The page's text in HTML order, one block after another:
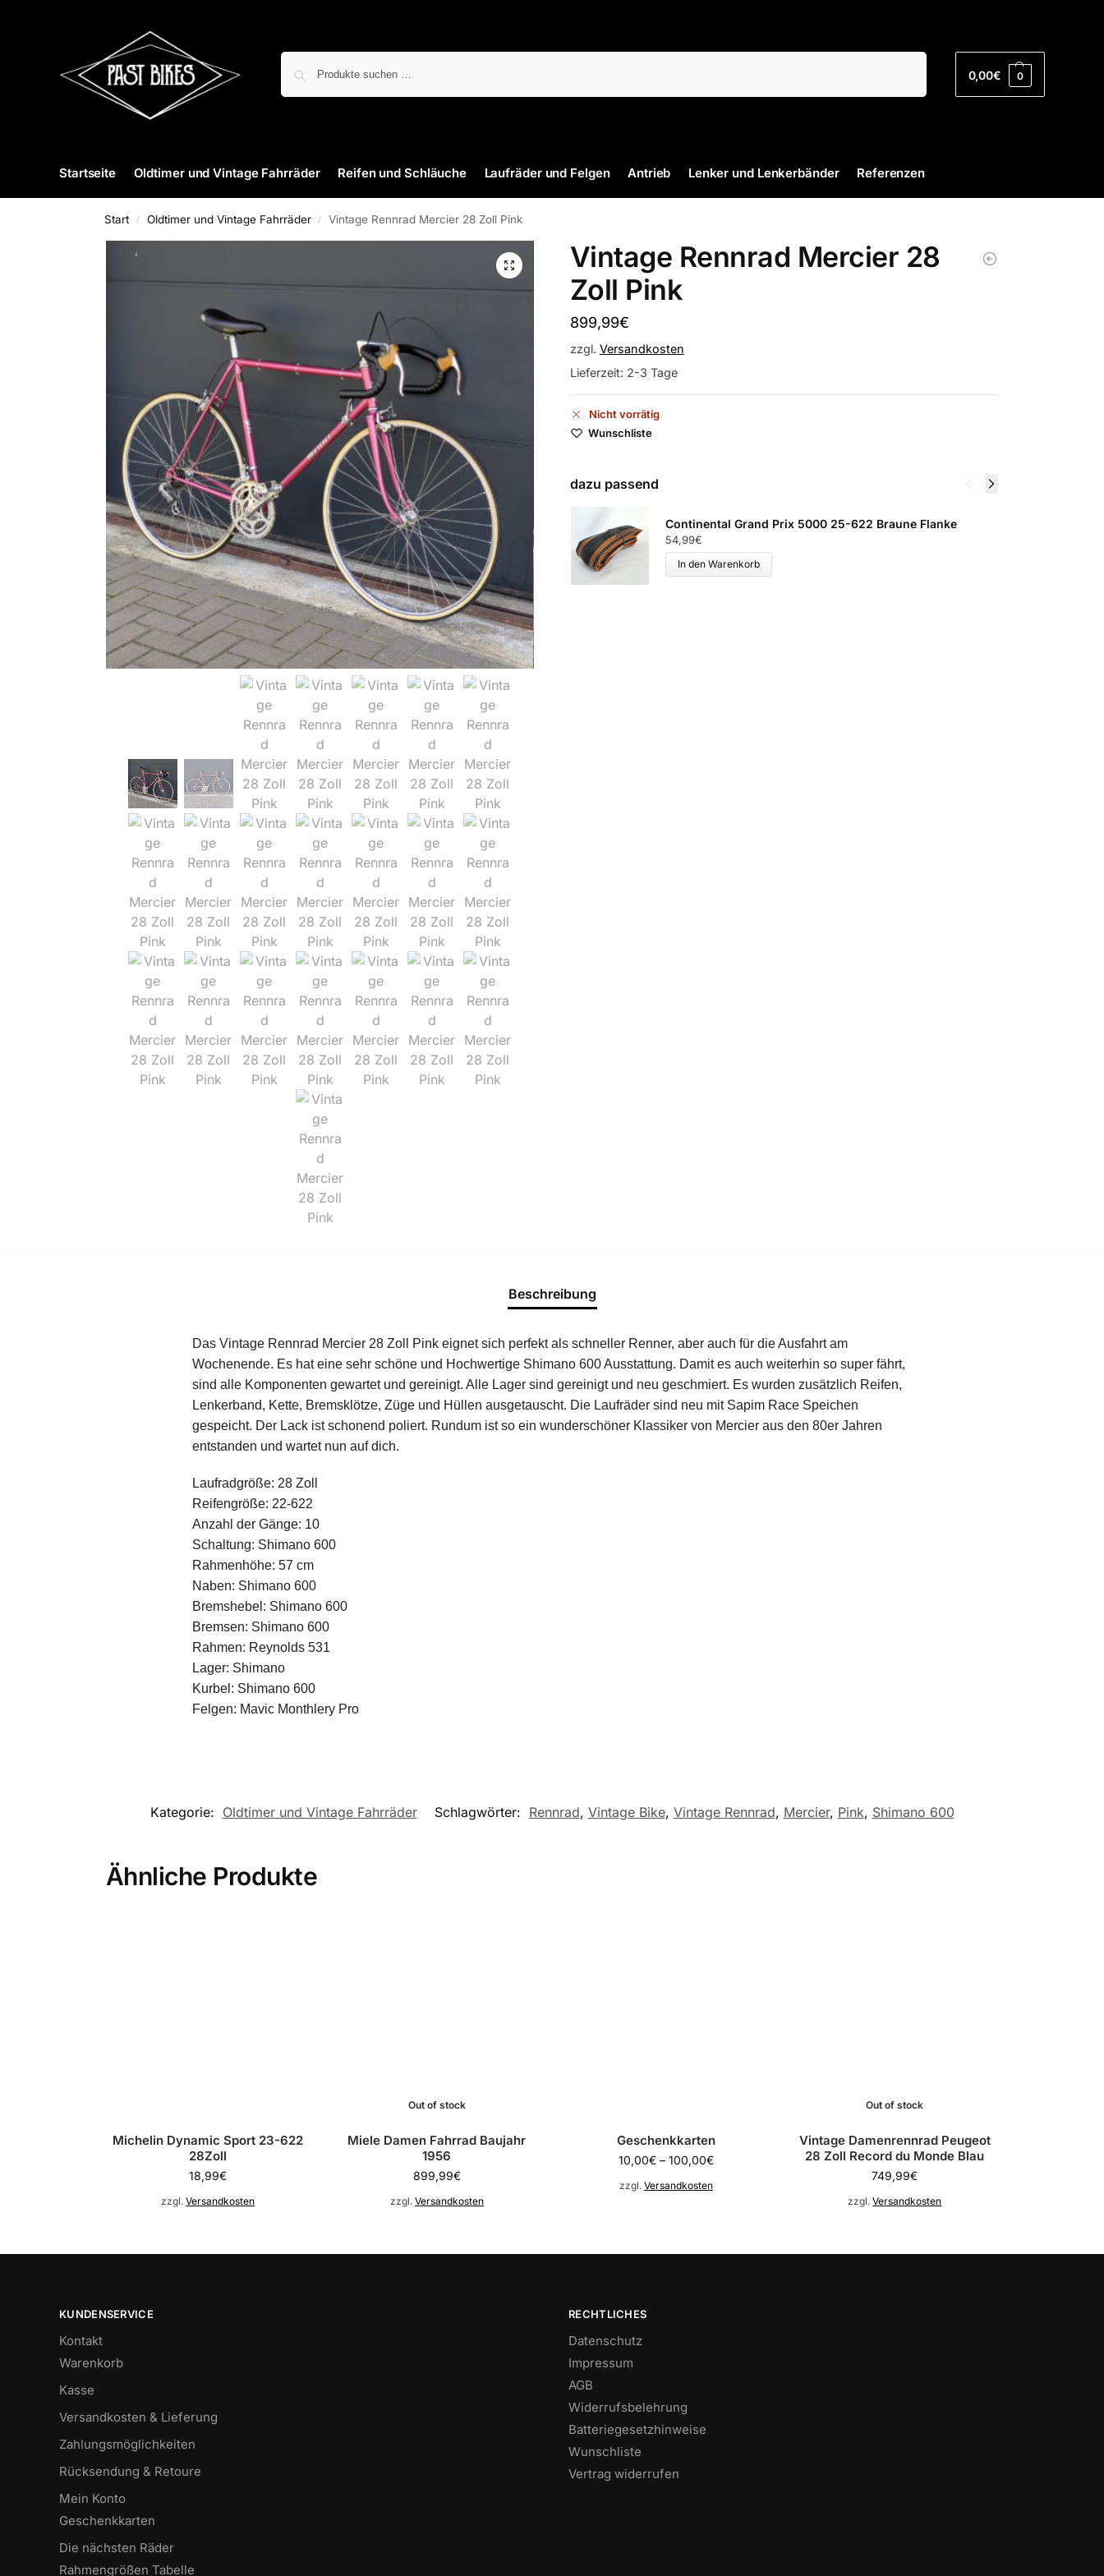
0,00€ 0
Startseite Oldtimer und Vintage Fahrräder Reifen und Schläuche Laufräder und Felgen Antrieb Lenker und Lenkerbänder Referenzen
Start / Oldtimer und Vintage Fahrräder / Vintage Rennrad Mercier 28 Zoll Pink
Vintage Rennrad Mercier 28
Zoll Pink
899,99€
zzgl. Versandkosten
Lieferzeit: 2-3 Tage
Nicht vorrätig
Wunschliste
dazu passend
Continental Grand Prix 5000 25-622 Braune Flanke
54,99€
In den Warenkorb
Beschreibung
Das Vintage Rennrad Mercier 28 Zoll Pink eignet sich perfekt als schneller Renner, aber auch für die Ausfahrt am
Wochenende. Es hat eine sehr schöne und Hochwertige Shimano 600 Ausstattung. Damit es auch weiterhin so super fährt,
sind alle Komponenten gewartet und gereinigt. Alle Lager sind gereinigt und neu geschmiert. Es wurden zusätzlich Reifen,
Lenkerband, Kette, Bremsklötze, Züge und Hüllen ausgetauscht. Die Laufräder sind neu mit Sapim Race Speichen
gespeicht. Der Lack ist schonend poliert. Rundum ist so ein wunderschöner Klassiker von Mercier aus den 80er Jahren
entstanden und wartet nun auf dich.
Laufradgröße: 28 Zoll
Reifengröße: 22-622
Anzahl der Gänge: 10
Schaltung: Shimano 600
Rahmenhöhe: 57 cm
Naben: Shimano 600
Bremshebel: Shimano 600
Bremsen: Shimano 600
Rahmen: Reynolds 531
Lager: Shimano
Kurbel: Shimano 600
Felgen: Mavic Monthlery Pro
Kategorie: Oldtimer und Vintage Fahrräder Schlagwörter: Rennrad, Vintage Bike, Vintage Rennrad, Mercier, Pink, Shimano 600
Ähnliche Produkte
Michelin Dynamic Sport 23-622
28Zoll
18,99€
zzgl.Versandkosten
Out of stock
Miele Damen Fahrrad Baujahr
1956
899,99€
zzgl. Versandkosten
Geschenkkarten
10,00€– 100,00€
zzgl. Versandkosten
Out of stock
Vintage Damenrennrad Peugeot
28 Zoll Record du Monde Blau
749,99€
zzgl.Versandkosten
KUNDENSERVICE
Kontakt
Warenkorb
Kasse
Versandkosten & Lieferung
Zahlungsmöglichkeiten
Rücksendung & Retoure
Mein Konto
Geschenkkarten
Die nächsten Räder
Rahmengrößen Tabelle
RECHTLICHES
Datenschutz
Impressum
AGB
Widerrufsbelehrung
Batteriegesetzhinweise
Wunschliste
Vertrag widerrufen